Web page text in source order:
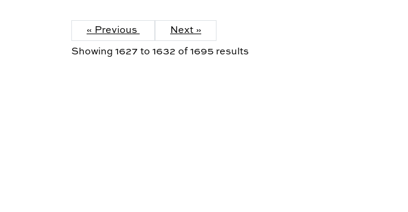
« Previous Next »
Showing 1627 to 1632 of 1695 results